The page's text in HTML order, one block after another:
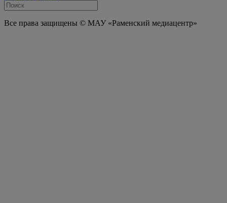
Все права защищены © МАУ «Раменский медиацентр»